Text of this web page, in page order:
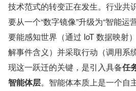
技术范式的转变正在发生。行业共
要从一个“数字镜像”升级为“智能运
要能感知世界（通过 IoT 数据映射
解事件含义）并采取行动（调用系
现这一跃迁的关键，是引入具备任
智能体层。智能体本质上是一个自